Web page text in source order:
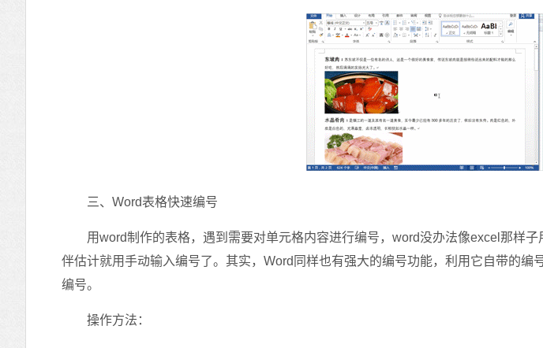
三、Word表格快速编号
用word制作的表格，遇到需要对单元格内容进行编号，word没办法像excel那样子
伴估计就用手动输入编号了。其实，Word同样也有强大的编号功能，利用它自带的编
编号。
操作方法：